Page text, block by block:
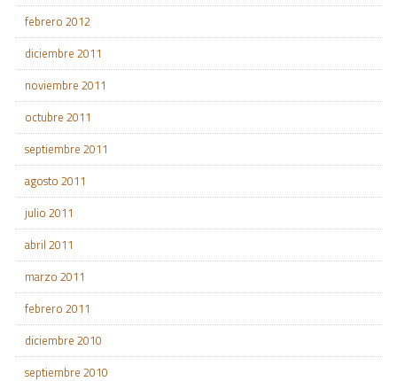
febrero 2012
diciembre 2011
noviembre 2011
octubre 2011
septiembre 2011
agosto 2011
julio 2011
abril 2011
marzo 2011
febrero 2011
diciembre 2010
septiembre 2010